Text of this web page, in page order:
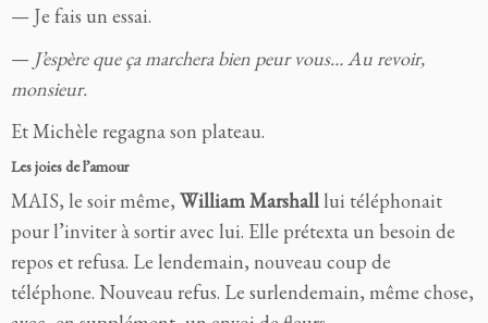
— Je fais un essai.
— J’espère que ça marchera bien peur vous… Au revoir,
monsieur.
Et Michèle regagna son plateau.
Les joies de l’amour
MAIS, le soir même, William Marshalllui téléphonait
pour l’inviter à sortir avec lui. Elle prétexta un besoin de
repos et refusa. Le lendemain, nouveau coup de
téléphone. Nouveau refus. Le surlendemain, même chose,